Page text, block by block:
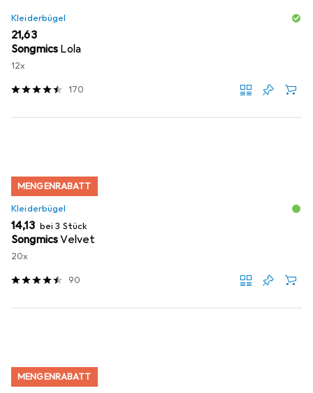
Kleiderbügel
EUR
21,63
Songmics Lola
12x
170
MENGENRABATT
Kleiderbügel
EUR
14,13 bei 3 Stück
SongmicsVelvet
20x
90
MENGENRABATT